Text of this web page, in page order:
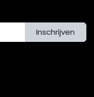
Inschrijven